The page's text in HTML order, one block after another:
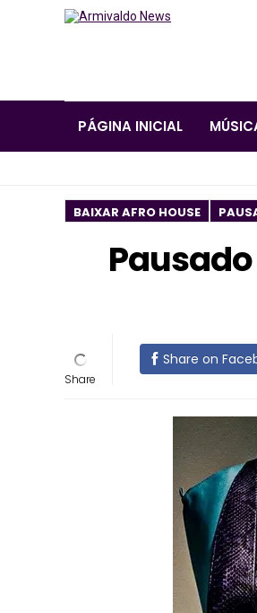
PÁGINA INICIAL
BAIXAR AFRO HOUSE
Share on